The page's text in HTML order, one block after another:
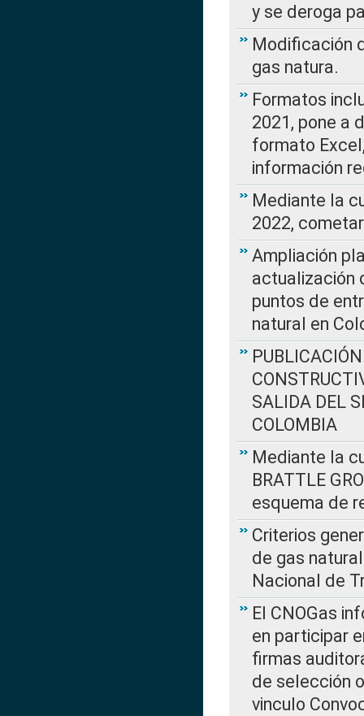
y se deroga
Modificación
gas natura.
Formatos
2021, pone a
formato
información
Mediante la
2022,
Ampliación
actualización
puntos de
natural en
SALIDA DEL
COLOMBIA
Mediante la
BRATTLE
esquema de
Criterios
de gas
Nacional de
El CNOGas
en participar
firmas
de selección
vinculo